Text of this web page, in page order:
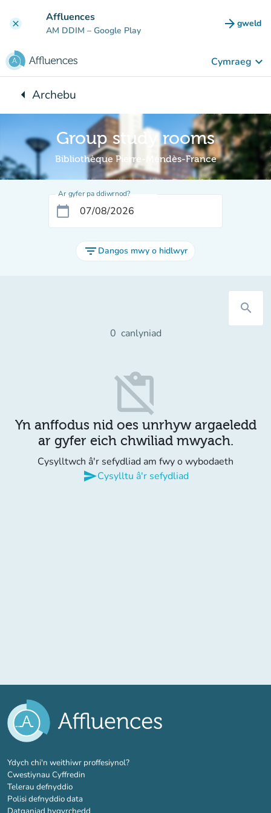
clear Affluences
AM DDIM – Google Play arrow_forward gweld
(tab
Cymraeg keyboard_arrow_down
arrow_leftYn ôl i:
Archebu
Group study rooms
Bibliothèque Pierre-Mendès-France
Ar gyfer pa ddiwrnod?
calendar_today
filter_list Dangos mwy o hidlwyr
search
0 canlyniad
content_paste_off
Yn anffodus nid oes unrhyw argaeledd
ar gyfer eich chwiliad mwyach.
Cysylltwch â'r sefydliad am fwy o wybodaeth
sendCysylltu â'r sefydliad
Ydych chi'n weithiwr proffesiynol?(tab newydd)
Cwestiynau Cyffredin
Telerau defnyddio
Polisi defnyddio data